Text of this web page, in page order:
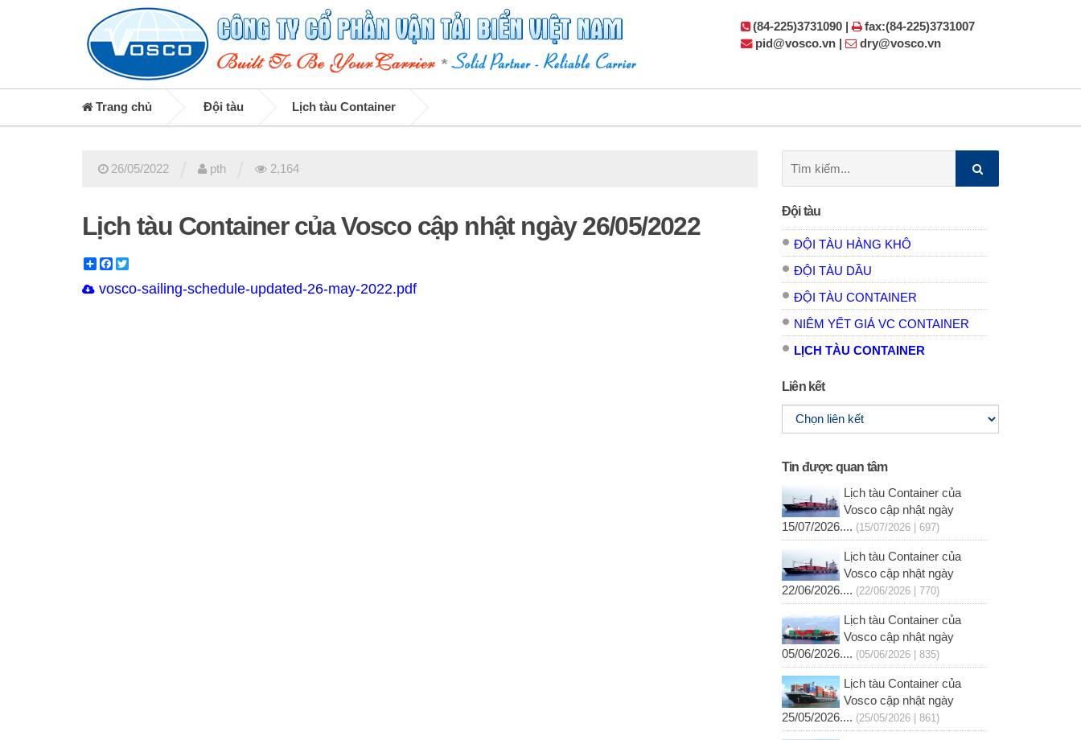
(84-225)3731090 |
fax:(84-225)3731007
pid@vosco.vn |
dry@vosco.vn
Trang chủ Đội tàu Lịch tàu Container
26/05/2022 pth 2,164
Lịch tàu Container của Vosco cập nhật ngày 26/05/2022
ShareFacebook
vosco-sailing-schedule-updated-26-may-2022.pdf
kiếm:
Đội tàu
ĐỘI TÀU HÀNG KHÔ
ĐỘI TÀU DẦU
ĐỘI TÀU CONTAINER
NIÊM YẾT GIÁ VC CONTAINER
LỊCH TÀU CONTAINER
Liên kết
Tin được quan tâm
Lịch tàu Container của
Vosco cập nhật ngày
15/07/2026.... (15/07/2026 | 697)
Lịch tàu Container của
Vosco cập nhật ngày
22/06/2026.... (22/06/2026 | 770)
Lịch tàu Container của
Vosco cập nhật ngày
05/06/2026.... (05/06/2026 | 835)
Lịch tàu Container của
Vosco cập nhật ngày
25/05/2026.... (25/05/2026 | 861)